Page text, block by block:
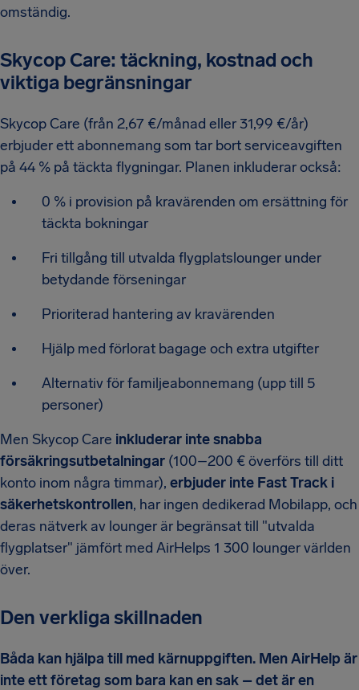
omständig.
Skycop Care: täckning, kostnad och
viktiga begränsningar
Skycop Care (från 2,67 €/månad eller 31,99 €/år)
erbjuder ett abonnemang som tar bort serviceavgiften
på 44 % på täckta flygningar. Planen inkluderar också:
0 % i provision på kravärenden om ersättning för
täckta bokningar
Fri tillgång till utvalda flygplatslounger under
betydande förseningar
Prioriterad hantering av kravärenden
Hjälp med förlorat bagage och extra utgifter
Alternativ för familjeabonnemang (upp till 5
personer)
Men Skycop Care inkluderar inte snabba
försäkringsutbetalningar (100–200 € överförs till ditt
konto inom några timmar), erbjuder inte Fast Track i
säkerhetskontrollen, har ingen dedikerad Mobilapp, och
deras nätverk av lounger är begränsat till "utvalda
flygplatser" jämfört med AirHelps 1 300 lounger världen
över.
Den verkliga skillnaden
Båda kan hjälpa till med kärnuppgiften. Men AirHelp är
inte ett företag som bara kan en sak – det är en